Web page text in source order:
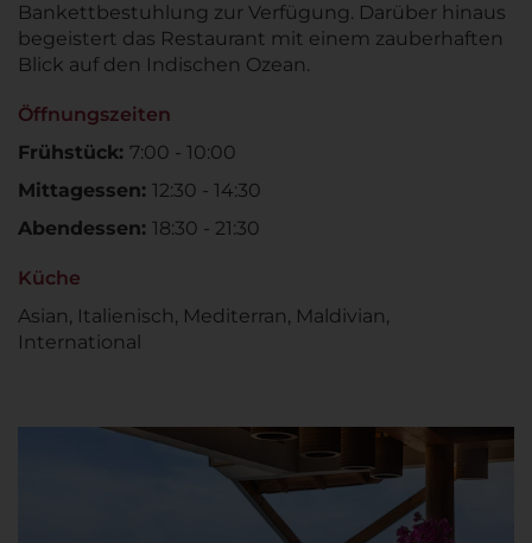
Bankettbestuhlung zur Verfügung. Darüber hinaus
begeistert das Restaurant mit einem zauberhaften
Blick auf den Indischen Ozean.
Öffnungszeiten
Frühstück: 7:00 - 10:00
Mittagessen: 12:30 - 14:30
Abendessen: 18:30 - 21:30
Küche
Asian, Italienisch, Mediterran, Maldivian,
International